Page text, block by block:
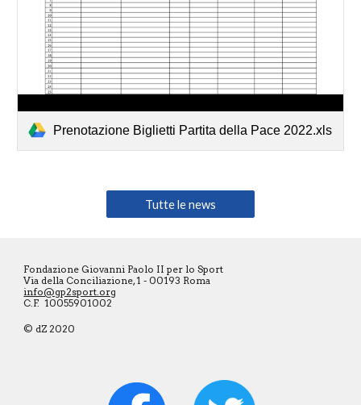
Prenotazione Biglietti Partita della Pace 2022.xls
Tutte le news
Fondazione Giovanni Paolo II per lo Sport
Via della Conciliazione, 1 - 00193 Roma
info@gp2sport.org
C.F. 10055901002
© dZ 2020